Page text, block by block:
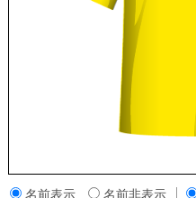
名前表示 名前非表示